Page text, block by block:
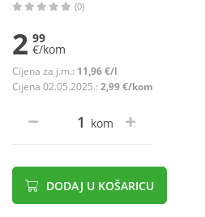
(0)
2 99
€/kom
Cijena za j.m.: 11,96 €/l
Cijena 02.05.2025.: 2,99 €/kom
kom
DODAJ U KOŠARICU